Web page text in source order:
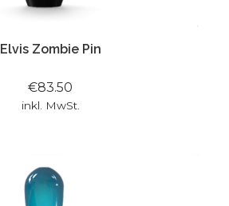
Elvis Zombie Pin
€83.50
inkl. MwSt.